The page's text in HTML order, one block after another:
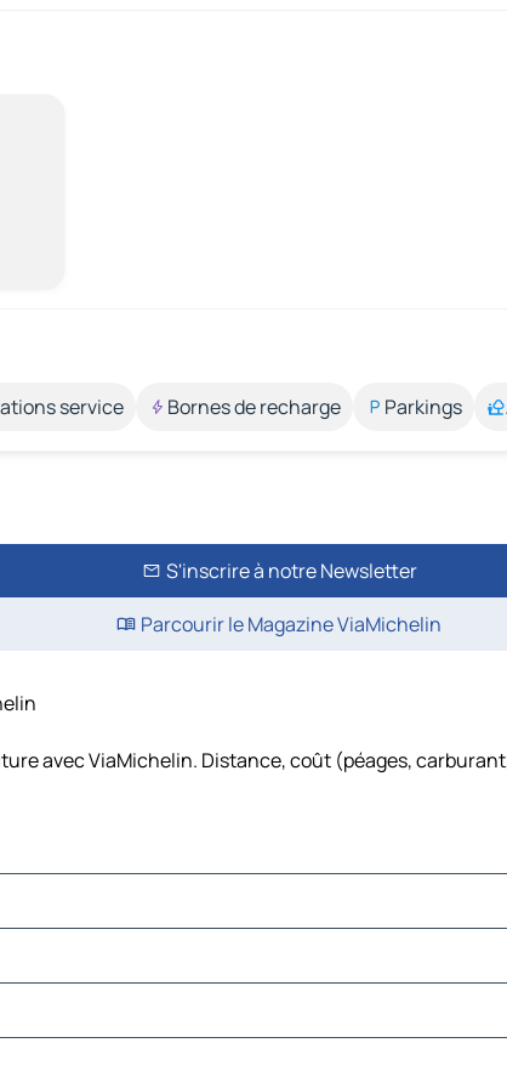
service Bornes de recharge Parkings
S'inscrire à notre Newsletter
Parcourir le Magazine ViaMichelin
avec ViaMichelin. Distance, coût (péages,